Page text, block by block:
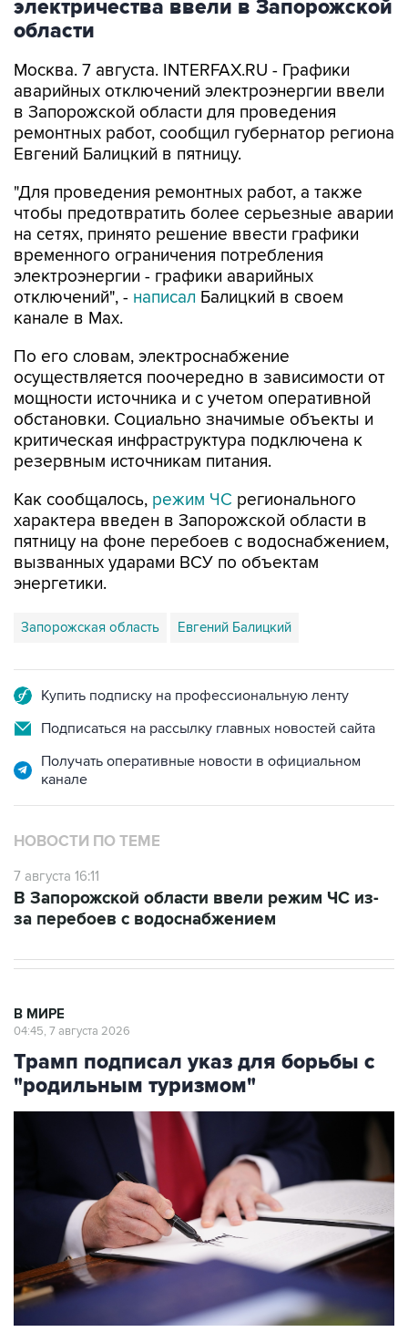
электричества ввели в Запорожской
области
Москва. 7 августа. INTERFAX.RU - Графики
аварийных отключений электроэнергии ввели
в Запорожской области для проведения
ремонтных работ, сообщил губернатор региона
Евгений Балицкий в пятницу.
"Для проведения ремонтных работ, а также
чтобы предотвратить более серьезные аварии
на сетях, принято решение ввести графики
временного ограничения потребления
электроэнергии - графики аварийных
отключений", - написал Балицкий в своем
канале в Max.
По его словам, электроснабжение
осуществляется поочередно в зависимости от
мощности источника и с учетом оперативной
обстановки. Социально значимые объекты и
критическая инфраструктура подключена к
резервным источникам питания.
Как сообщалось, режим ЧС регионального
характера введен в Запорожской области в
пятницу на фоне перебоев с водоснабжением,
вызванных ударами ВСУ по объектам
энергетики.
Запорожская область Евгений Балицкий
Купить подписку на профессиональную ленту
Подписаться на рассылку главных новостей сайта
Получать оперативные новости в официальном
канале
НОВОСТИ ПО ТЕМЕ
7 августа 16:11
В Запорожской области ввели режим ЧС из-
за перебоев с водоснабжением
В МИРЕ
04:45, 7 августа 2026
Трамп подписал указ для борьбы с
"родильным туризмом"